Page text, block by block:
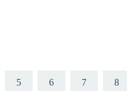
5 6 7 8